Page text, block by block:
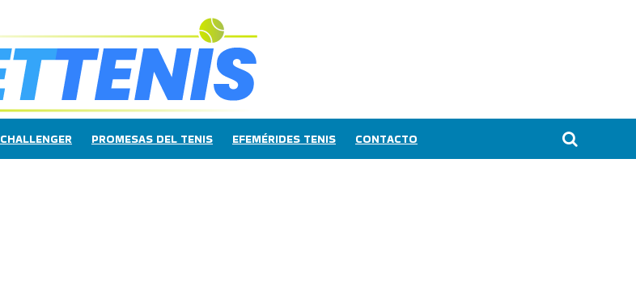
CHALLENGER PROMESAS DEL TENIS EFEMÉRIDES TENIS CONTACTO